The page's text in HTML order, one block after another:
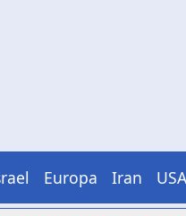
Europa Iran USA